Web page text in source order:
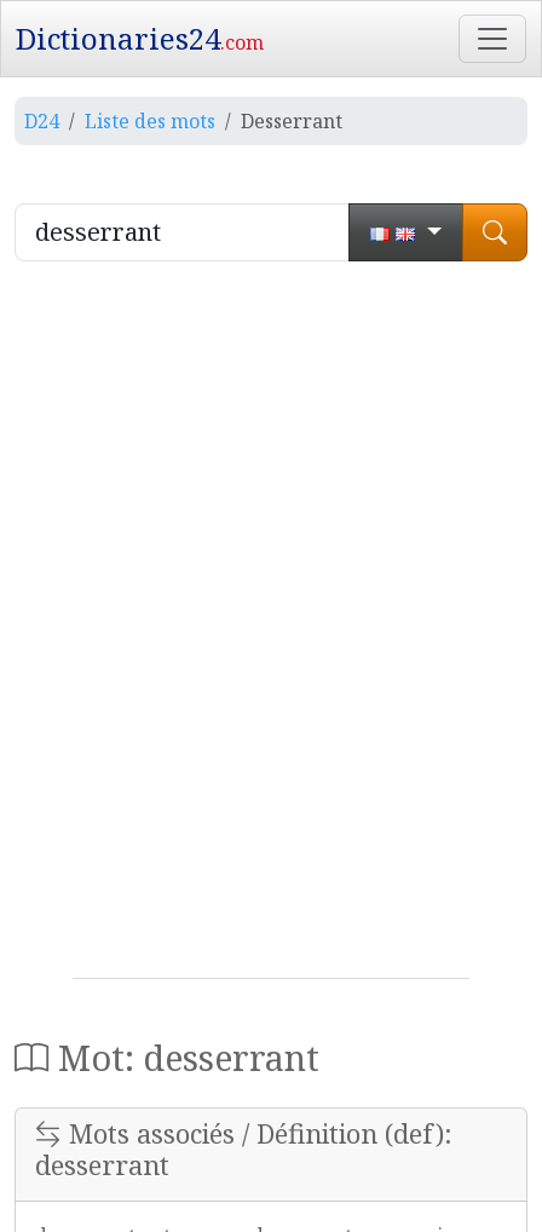
Dictionaries24.com
D24 Liste des mots Desserrant
Mot: desserrant
Mots associés / Définition (def):
desserrant